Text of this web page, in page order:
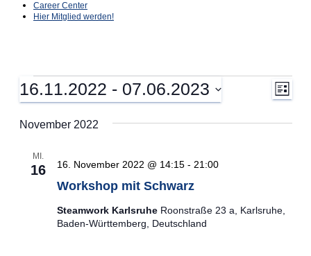
Career Center
Hier Mitglied werden!
Veranstaltungen Liste
16.11.2022 - 07.06.2023
Datum
wählen.
November 2022
MI.
16
Workshop mit Schwarz
16. November 2022 @ 14:15- 21:00
Steamwork Karlsruhe Roonstraße 23 a, Karlsruhe,
Baden-Württemberg, Deutschland